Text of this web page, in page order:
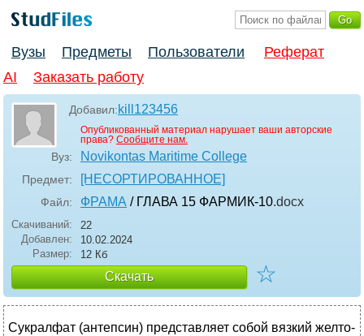
Вузы Предметы Пользователи
Реферат
AI
Заказать работу
Добавил:kill123456
Опубликованный материал нарушает ваши авторские
права? Сообщите нам.
Вуз: Novikontas Maritime College
Предмет: [НЕСОРТИРОВАННОЕ]
Файл: ФРАМА / ГЛАВА 15 ФАРМИК-10.docx
Скачиваний:
22
Добавлен:
10.02.2024
Размер:
12 Кб
Скачать ☆
Сукралфат (антепсин) представляет собой вязкий желто-